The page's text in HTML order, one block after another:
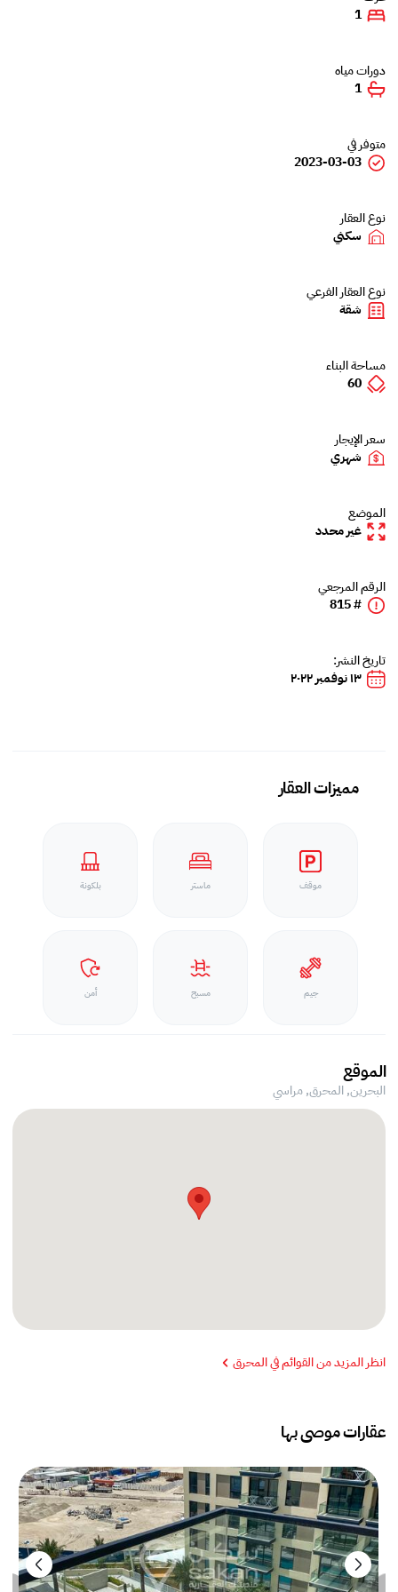
1
دورات مياه
1
متوفر في
2023-03-03
نوع العقار
سكني
نوع العقار الفرعي
شقة
مساحة البناء
60
سعر الإيجار
شهري
الموضع
غير محدد
الرقم المرجعي
# 815
تاريخ النشر:
١٣ نوفمبر ٢٠٢٢
مميزات العقار
موقف ماستر بلكونة
جيم مسبح أمن
الموقع
البحرين, المحرق,مراسي
انظر المزيد من القوائم في المحرق
عقارات موصى بها